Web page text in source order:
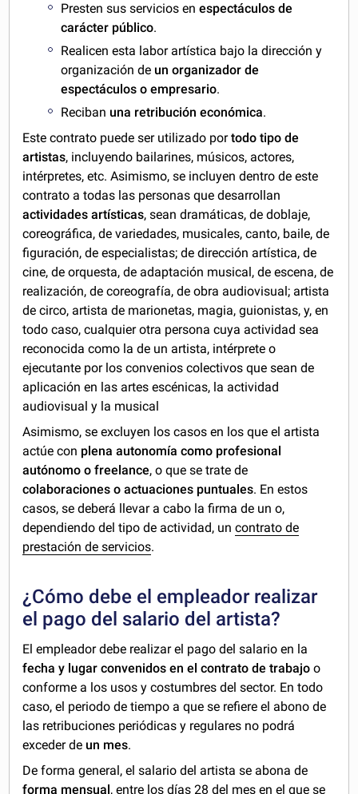
Presten sus servicios enespectáculos de
carácter público.
Realicen esta labor artística bajo la dirección y
organización de un organizador de
espectáculos o empresario.
Reciban una retribución económica.
Este contrato puede ser utilizado portodo tipo de
artistas, incluyendo bailarines, músicos, actores,
intérpretes, etc. Asimismo, se incluyen dentro de este
contrato a todas las personas que desarrollan
actividades artísticas, sean dramáticas, de doblaje,
coreográfica, de variedades, musicales, canto, baile, de
figuración, de especialistas; de dirección artística, de
cine, de orquesta, de adaptación musical, de escena, de
realización, de coreografía, de obra audiovisual; artista
de circo, artista de marionetas, magia, guionistas, y, en
todo caso, cualquier otra persona cuya actividad sea
reconocida como la de un artista, intérprete o
ejecutante por los convenios colectivos que sean de
aplicación en las artes escénicas, la actividad
audiovisual y la musical
Asimismo, se excluyen los casos en los que el artista
actúe con plena autonomía como profesional
autónomo o freelance, o que se trate de
colaboraciones o actuaciones puntuales. En estos
casos, se deberá llevar a cabo la firma de un o,
dependiendo del tipo de actividad, uncontrato de
prestación de servicios.
¿Cómo debe el empleador realizar
el pago del salario del artista?
El empleador debe realizar el pago del salario en la
fecha y lugar convenidos en el contrato de trabajo o
conforme a los usos y costumbres del sector. En todo
caso, el periodo de tiempo a que se refiere el abono de
las retribuciones periódicas y regulares no podrá
exceder de un mes.
De forma general, el salario del artista se abona de
forma mensual, entre los días 28 del mes en el que se